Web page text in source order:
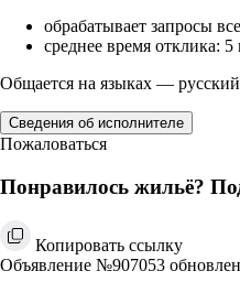
обрабатывает запросы
среднее время отклика:
Общается на языках — русский
Сведения об исполнителе
Пожаловаться
Понравилось жильё?
Копировать ссылку
Объявление №907053